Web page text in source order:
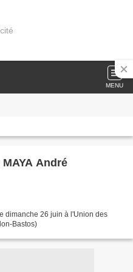
MENU
André
dimanche 26 juin à l'Union des
Bastos)